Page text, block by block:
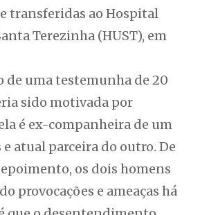
transferidas ao Hospital
Terezinha (HUST), em
de uma testemunha de 20
sido motivada por
é ex-companheira de um
atual parceira do outro. De
os dois homens
provocações e ameaças há